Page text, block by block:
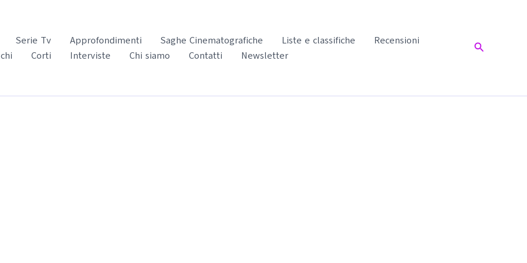
Serie Tv Approfondimenti Saghe Cinematografiche Liste e classifiche
Recensioni
Corti Interviste Chi siamo Contatti Newsletter
Cerca